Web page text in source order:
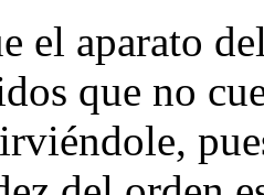
el aparato
que no